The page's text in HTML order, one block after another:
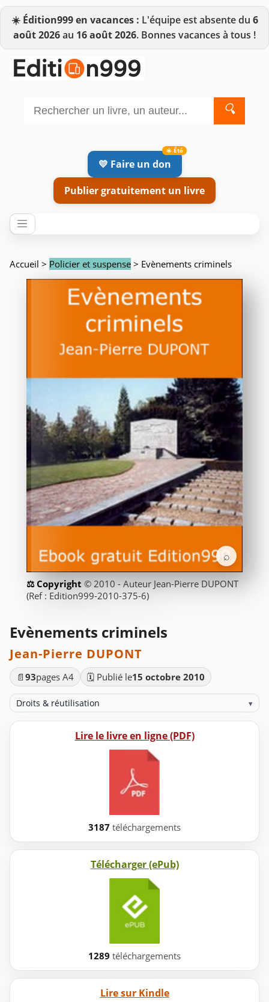
☀️ Édition999 en vacances : L'équipe est absente du 6
août 2026au 16 août 2026. Bonnes vacances à tous !
🔍
💛 Faire un don
Publier gratuitement un livre
Accueil > Policier et suspense > Evènements criminels
⌕
© 2010 - Auteur Jean-Pierre DUPONT
(Ref : Edition999-2010-375-6)
Evènements criminels
Jean-Pierre DUPONT
📄 93pages A4 🗓️ Publié le15 octobre 2010
Droits & réutilisation ▾
Lire le livre en ligne (PDF)
3187 téléchargements
Télécharger (ePub)
1289 téléchargements
Lire sur Kindle